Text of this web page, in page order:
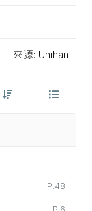
來源: Unihan
P.48